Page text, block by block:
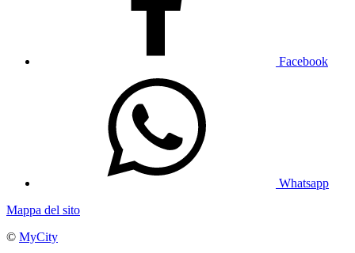
Facebook
Whatsapp
Mappa del sito
© MyCity